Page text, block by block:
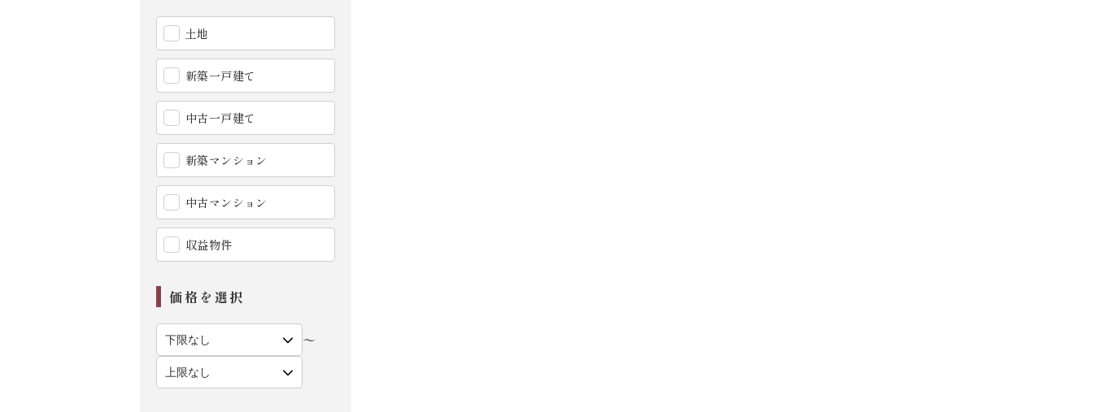
土地
新築一戸建て
中古一戸建て
新築マンション
中古マンション
収益物件
価格を選択
〜